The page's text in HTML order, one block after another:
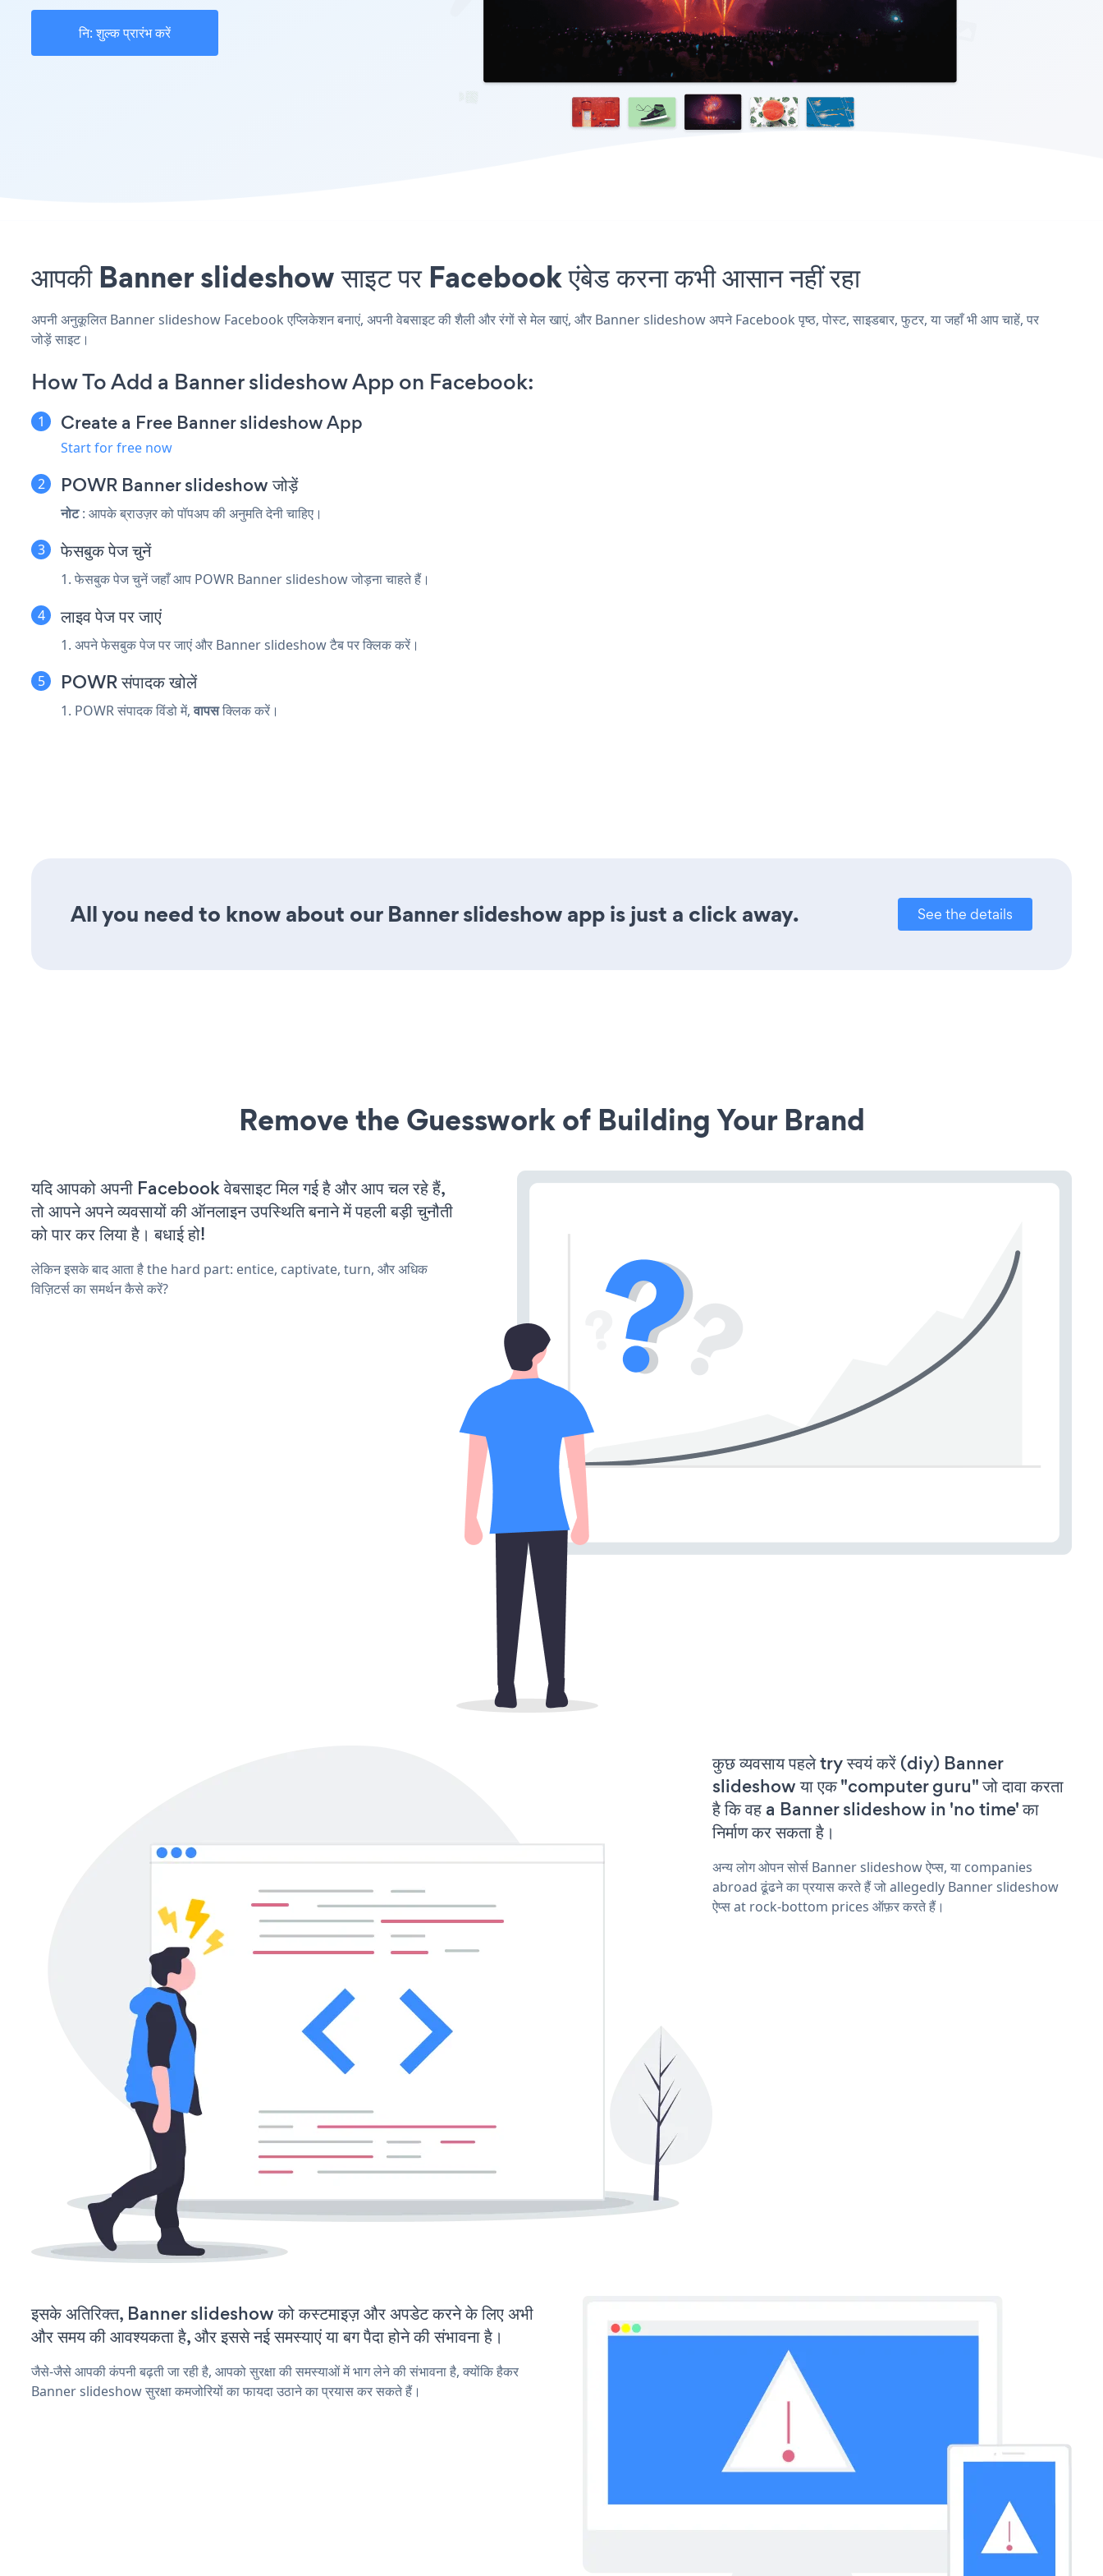
नि: शुल्क प्रारंभ करें
आपकी Banner slideshow साइट पर Facebook एंबेड करना कभी आसान नहीं रहा
अपनी अनुकूलित Banner slideshow Facebook एप्लिकेशन बनाएं, अपनी वेबसाइट की शैली और रंगों से मेल खाएं, और Banner slideshow अपने Facebook पृष्ठ, पोस्ट, साइडबार, फुटर, या जहाँ भी आप चाहें, पर
जोड़ें साइट।
How To Add a Banner slideshow App on Facebook:
Create a Free Banner slideshow App
Start for free now
POWR Banner slideshow जोड़ें
नोट: आपके ब्राउज़र को पॉपअप की अनुमति देनी चाहिए।
फेसबुक पेज चुनें
1. फेसबुक पेज चुनें जहाँ आप POWR Banner slideshow जोड़ना चाहते हैं।
लाइव पेज पर जाएं
1. अपने फेसबुक पेज पर जाएं और Banner slideshow टैब पर क्लिक करें।
POWR संपादक खोलें
1. POWR संपादक विंडो में,वापसक्लिक करें।
All you need to know about our Banner slideshow app is just a click away. See the details
Remove the Guesswork of Building Your Brand
यदि आपको अपनी Facebook वेबसाइट मिल गई है और आप चल रहे हैं,
तो आपने अपने व्यवसायों की ऑनलाइन उपस्थिति बनाने में पहली बड़ी चुनौती
को पार कर लिया है। बधाई हो!
लेकिन इसके बाद आता है the hard part: entice, captivate, turn, और अधिक
विज़िटर्स का समर्थन कैसे करें?
कुछ व्यवसाय पहले try स्वयं करें (diy) Banner
slideshow या एक "computer guru" जो दावा करता
है कि वह a Banner slideshow in 'no time' का
निर्माण कर सकता है।
अन्य लोग ओपन सोर्स Banner slideshow ऐप्स, या companies
abroad ढूंढने का प्रयास करते हैं जो allegedly Banner slideshow
ऐप्स at rock-bottom prices ऑफ़र करते हैं।
इसके अतिरिक्त, Banner slideshow को कस्टमाइज़ और अपडेट करने के लिए अभी
और समय की आवश्यकता है, और इससे नई समस्याएं या बग पैदा होने की संभावना है।
जैसे-जैसे आपकी कंपनी बढ़ती जा रही है, आपको सुरक्षा की समस्याओं में भाग लेने की संभावना है, क्योंकि हैकर
Banner slideshow सुरक्षा कमजोरियों का फायदा उठाने का प्रयास कर सकते हैं।